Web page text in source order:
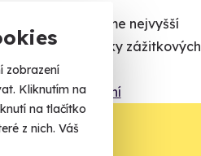
zobrazení
Kliknutím na
na tlačítko
z nich. Váš
nikdy neví. Máme nejvyšší
pojištění z nabídky zážitkových
agentur.
Vše o pojištění